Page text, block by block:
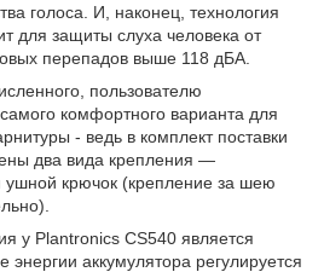
голоса. И, наконец, технология
для защиты слуха человека от
перепадов выше 118 дБА.
пользователю
комфортного варианта для
- ведь в комплект поставки
два вида крепления —
ушной крючок (крепление за шею
у Plantronics CS540 является
энергии аккумулятора регулируется